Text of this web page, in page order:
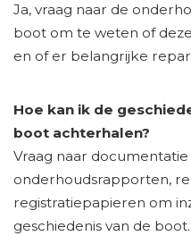
Ja, vraag naar de
boot om te weten of
en of er belangrijke
Hoe kan ik de
boot achterhalen?
Vraag naar documentatie
onderhoudsrapporten,
registratiepapieren om
geschiedenis van de boot.